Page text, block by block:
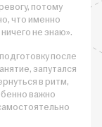
потому
что именно
не знаю».
после
запутался
в ритм,
важно